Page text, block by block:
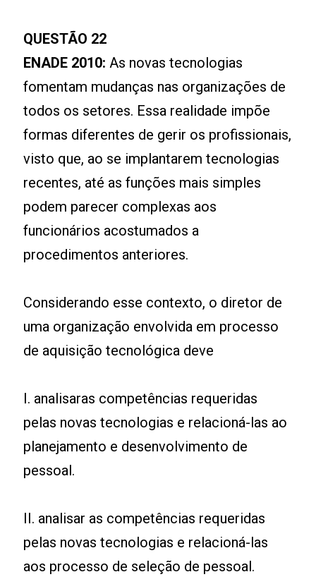
QUESTÃO 22
ENADE 2010:As novas tecnologias
fomentam mudanças nas organizações de
todos os setores. Essa realidade impõe
formas diferentes de gerir os profissionais,
visto que, ao se implantarem tecnologias
recentes, até as funções mais simples
podem parecer complexas aos
funcionários acostumados a
procedimentos anteriores.
Considerando esse contexto, o diretor de
uma organização envolvida em processo
de aquisição tecnológica deve
I. analisaras competências requeridas
pelas novas tecnologias e relacioná-las ao
planejamento e desenvolvimento de
pessoal.
II. analisar as competências requeridas
pelas novas tecnologias e relacioná-las
aos processo de seleção de pessoal.